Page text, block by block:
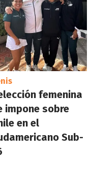
femenina
impone sobre
en el
Sub-